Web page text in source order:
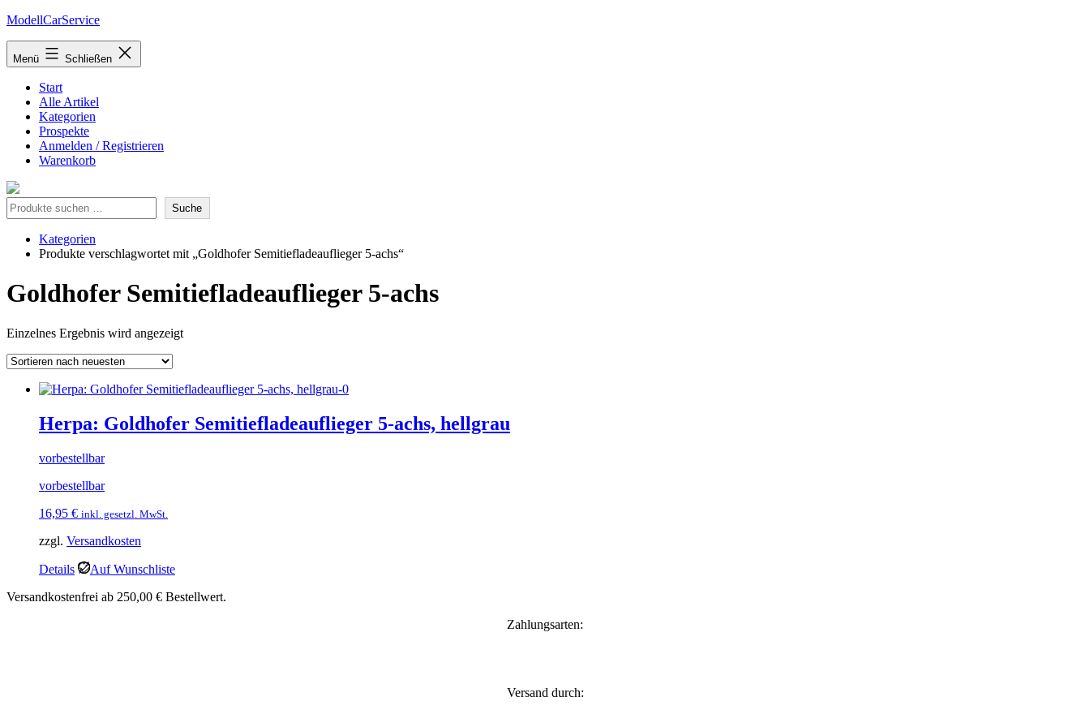
Zum
springen
ModellCarService
Menü Schließen
Start
Alle Artikel
Kategorien
Prospekte
Anmelden / Registrieren
Warenkorb
Suche Suche
Kategorien
Produkte verschlagwortet mit „Goldhofer Semitiefladeauflieger 5-achs“
Goldhofer Semitiefladeauflieger 5-achs
Einzelnes Ergebnis wird angezeigt
Herpa: Goldhofer Semitiefladeauflieger 5-achs, hellgrau
vorbestellbar
vorbestellbar
16,95 € inkl. gesetzl. MwSt.
zzgl. Versandkosten
Details
Auf Wunschliste
Versandkostenfrei ab 250,00 € Bestellwert.
Zahlungsarten:
Versand durch: